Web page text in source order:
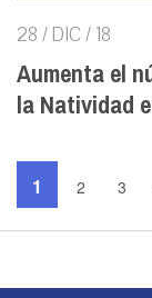
28 / DIC / 18
Aumenta el
la Natividad
1 2 3